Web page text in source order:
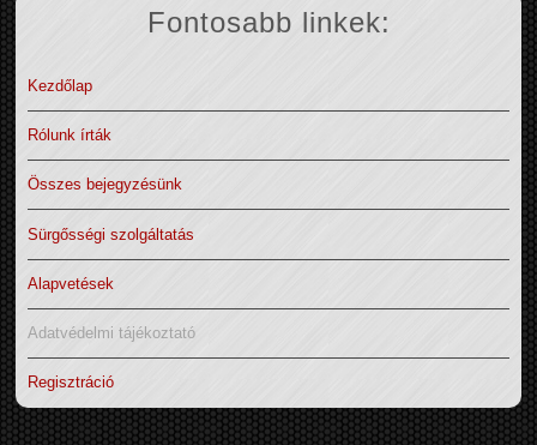
Fontosabb linkek:
Kezdőlap
Rólunk írták
Összes bejegyzésünk
Sürgősségi szolgáltatás
Alapvetések
Adatvédelmi tájékoztató
Regisztráció